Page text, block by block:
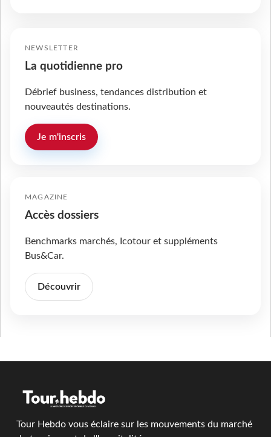
NEWSLETTER
La quotidienne pro
Débrief business, tendances distribution et
nouveautés destinations.
Je m'inscris
MAGAZINE
Accès dossiers
Benchmarks marchés, Icotour et suppléments
Bus&Car.
Découvrir
Tour Hebdo vous éclaire sur les mouvements du marché